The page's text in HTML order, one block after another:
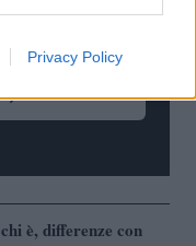
Privacy Policy
→
è, differenze con